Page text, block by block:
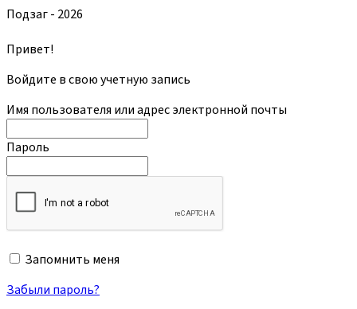
Подзаг - 2026
Привет!
Войдите в свою учетную запись
Имя пользователя или адрес электронной почты
Пароль
Запомнить меня
Забыли пароль?